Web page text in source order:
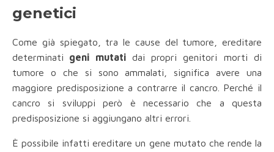
genetici
Come già spiegato, tra le cause del tumore, ereditare
determinati geni mutatidai propri genitori morti di
tumore o che si sono ammalati, significa avere una
maggiore predisposizione a contrarre il cancro. Perché il
cancro si sviluppi però è necessario che a questa
predisposizione si aggiungano altri errori.
È possibile infatti ereditare un gene mutato che rende la